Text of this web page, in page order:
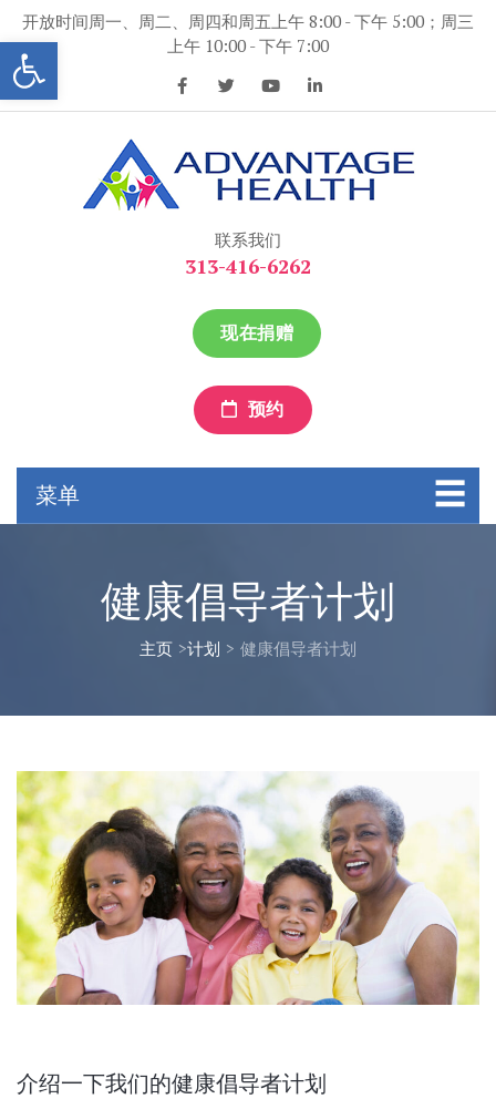
打开工具条
容
开放时间周一、周二、周四和周五上午 8:00 - 下午 5:00；周三
上午 10:00 - 下午 7:00
联系我们
313-416-6262
现在捐赠
预约
菜单
健康倡导者计划
主页 >计划 > 健康倡导者计划
介绍一下我们的健康倡导者计划